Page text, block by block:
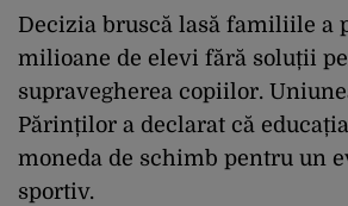
Decizia bruscă lasă familiile a
milioane de elevi fără soluții
supravegherea copiilor.
Părinților a declarat că
moneda de schimb pentru un
sportiv.